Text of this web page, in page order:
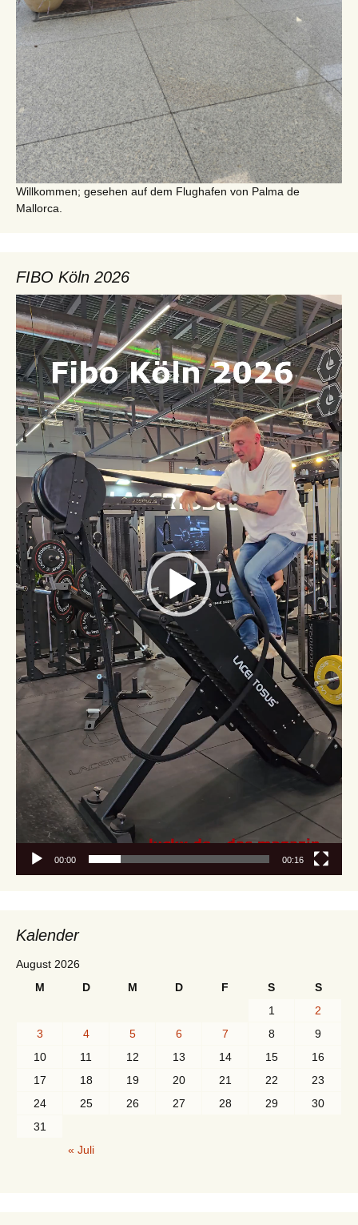
Willkommen; gesehen auf dem Flughafen von Palma de
Mallorca.
FIBO Köln 2026
Video-
Player
00:00 00:16
Kalender
August 2026
M
D M D F S
S
1
2
3
4 5 6 7 8
9
10
11 12 13 14 15
16
17
18 19 20 21 22
23
24
25 26 27 28 29
30
31
« Juli